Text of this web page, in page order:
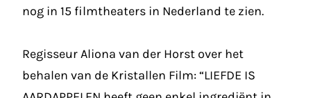
nog in 15 filmtheaters in Nederland te zien.
Regisseur Aliona van der Horst over het
behalen van de Kristallen Film: “LIEFDE IS